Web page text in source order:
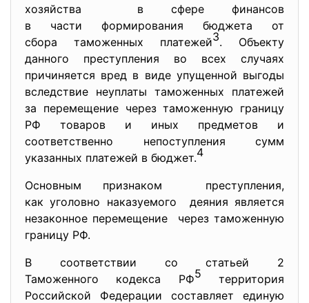
хозяйства в сфере финансов
в части формирования бюджета от
сбора таможенных платежей3. Объекту
данного преступления во всех случаях
причиняется вред в виде упущенной выгоды
вследствие неуплаты таможенных платежей
за перемещение через таможенную границу
РФ товаров и иных предметов и
соответственно непоступления сумм
указанных платежей в бюджет.4
Основным признаком преступления,
как уголовно наказуемого деяния является
незаконное перемещение через таможенную
границу РФ.
В соответствии со статьей 2
Таможенного кодекса РФ5 территория
Российской Федерации составляет единую